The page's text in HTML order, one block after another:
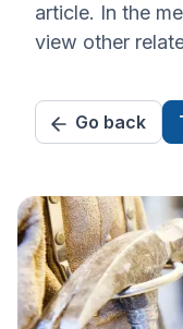
article. In the
view other
Go back